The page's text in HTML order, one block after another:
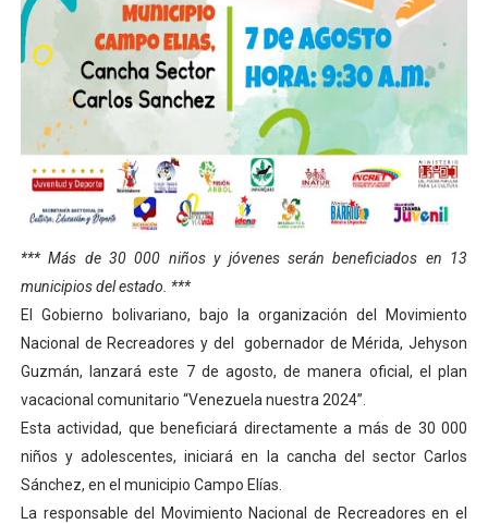
Iniciación al yoga reúne a diversos clubes deportivos
Mincomunas impulsa el autogobierno en Mérida con
Expertos inspeccionan espacios del OAN para la
*** Más de 30 000 niños y jóvenes serán beneficiados en 13
municipios del estado. ***
El Gobierno bolivariano, bajo la organización del Movimiento
Nacional de Recreadores y del gobernador de Mérida, Jehyson
Guzmán, lanzará este 7 de agosto, de manera oficial, el plan
vacacional comunitario “Venezuela nuestra 2024”.
Esta actividad, que beneficiará directamente a más de 30 000
niños y adolescentes, iniciará en la cancha del sector Carlos
Sánchez, en el municipio Campo Elías.
La responsable del Movimiento Nacional de Recreadores en el